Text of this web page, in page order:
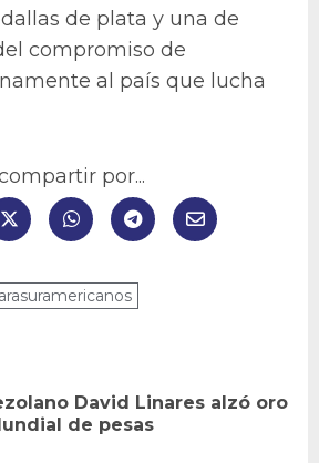
de plata y una de
compromiso de
al país que lucha
por...
David Linares alzó oro
de pesas